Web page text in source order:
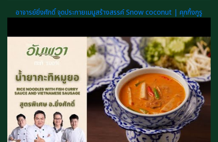
อาจารย์ยิ่งศักดิ์ จุดประกายเมนูสร้างสรรค์ Snow coconut | คุกกิ้งกูรู